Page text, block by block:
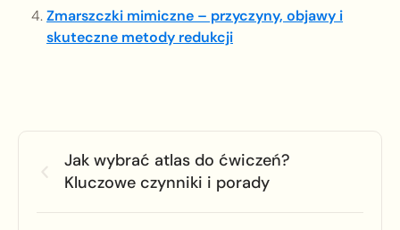
Zmarszczki mimiczne – przyczyny, objawy i
skuteczne metody redukcji
Jak wybrać atlas do ćwiczeń?
Kluczowe czynniki i porady